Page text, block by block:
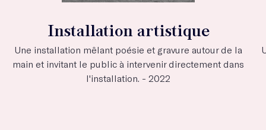
Installation artistique
Une installation mêlant poésie et gravure autour de la
main et invitant le public à intervenir directement dans
l'installation. - 2022